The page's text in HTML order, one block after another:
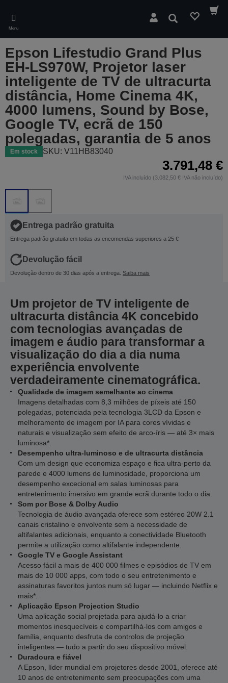
main
content
Menu
Pesquisar
Epson Lifestudio Grand Plus
EH-LS970W, Projetor laser
inteligente de TV de ultracurta
distância, Home Cinema 4K,
4000 lumens, Sound by Bose,
Google TV, ecrã de 150
polegadas, garantia de 5 anos
Em stock SKU: V11HB83040
3.791,48 €
IVA incluído (3.082,50 € IVA não incluído)
Entrega padrão gratuita
Entrega padrão gratuita em todas as encomendas superiores a 25 €
Devolução fácil
Devolução dentro de 30 dias após a entrega. Saiba mais
Um projetor de TV inteligente de
ultracurta distância 4K concebido
com tecnologias avançadas de
imagem e áudio para transformar a
visualização do dia a dia numa
experiência envolvente
verdadeiramente cinematográfica.
Qualidade de imagem semelhante ao cinema
Imagens detalhadas com 8,3 milhões de píxeis até 150
polegadas, potenciada pela tecnologia 3LCD da Epson e
melhoramento de imagem por IA para cores vívidas e
naturais e visualização sem efeito de arco-íris — até 3× mais
luminosa*.
Desempenho ultra-luminoso e de ultracurta distância
Com um design que economiza espaço e fica ultra-perto da
parede e 4000 lumens de luminosidade, proporciona um
desempenho excecional em salas luminosas para
entretenimento imersivo em grande ecrã durante todo o dia.
Som por Bose & Dolby Audio
Tecnologia de áudio avançada oferece som estéreo 20W 2.1
canais cristalino e envolvente sem a necessidade de
altifalantes adicionais, enquanto a conectividade Bluetooth
permite a utilização como altifalante independente.
Google TV e Google Assistant
Acesso fácil a mais de 400 000 filmes e episódios de TV em
mais de 10 000 apps, com todo o seu entretenimento e
assinaturas favoritos juntos num só lugar — incluindo Netflix e
mais*.
Aplicação Epson Projection Studio
Uma aplicação social projetada para ajudá-lo a criar
momentos inesquecíveis e compartilhá-los com amigos e
família, enquanto desfruta de controlos de projeção
inteligentes — tudo a partir do seu dispositivo móvel.
Duradoura e fiável
A Epson, líder mundial em projetores desde 2001, oferece até
10 anos de entretenimento sem preocupações com uma